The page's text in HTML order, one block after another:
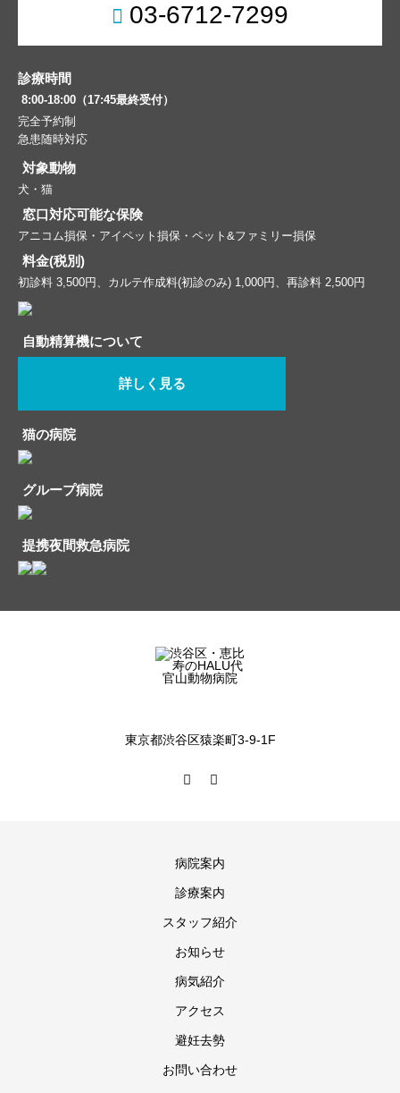
03-6712-7299
診療時間
8:00-18:00（17:45最終受付）
完全予約制
急患随時対応
対象動物
犬・猫
窓口対応可能な保険
アニコム損保・アイペット損保・ペット&ファミリー損保
料金(税別)
初診料 3,500円、カルテ作成料(初診のみ) 1,000円、再診料 2,500円
自動精算機について
詳しく見る
猫の病院
グループ病院
提携夜間救急病院
東京都渋谷区猿楽町3-9-1F
病院案内
診療案内
スタッフ紹介
お知らせ
病気紹介
アクセス
避妊去勢
お問い合わせ